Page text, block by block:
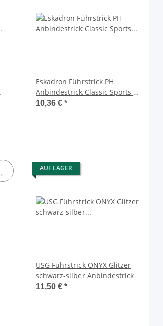
Eskadron Führstrick PH
Anbindestrick Classic Sports FS
2025
10,36 €*
AUF LAGER
USG Führstrick ONYX Glitzer
schwarz-silber Anbindestrick
11,50 €*